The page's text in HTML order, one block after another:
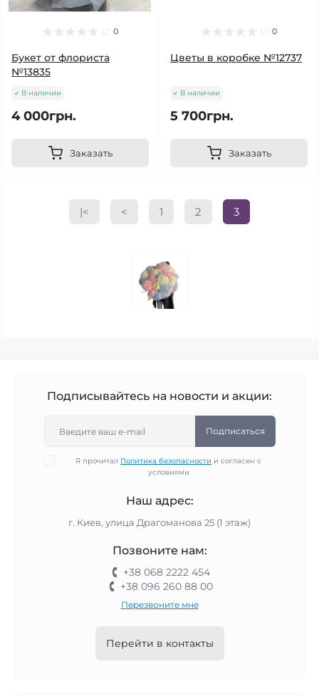
0
Букет от флориста
№13835
В наличии
4 000грн.
Заказать
0
Цветы в коробке №12737
В наличии
5 700грн.
Заказать
|< < 1 2 3
Подписывайтесь на новости и акции:
Подписаться
Я прочитал Политика безопасности и согласен с
условиями
Наш адрес:
г. Киев, улица Драгоманова 25 (1 этаж)
Позвоните нам:
+38 068 2222 454
+38 096 260 88 00
Перезвоните мне
Перейти в контакты